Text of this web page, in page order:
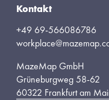
Kontakt
+49 69-566086786
MazeMap GmbH
Grüneburgweg 58-62
60322 Frankfurt am